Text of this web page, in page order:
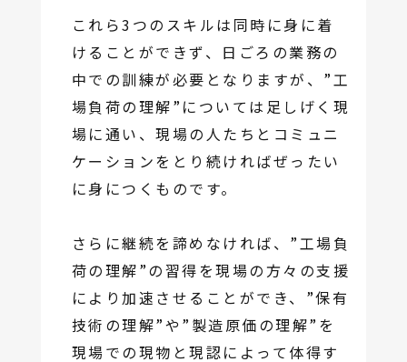
これら3つのスキルは同時に身に着
けることができず、日ごろの業務の
中での訓練が必要となりますが、”工
場負荷の理解”については足しげく現
場に通い、現場の人たちとコミュニ
ケーションをとり続ければぜったい
に身につくものです。
さらに継続を諦めなければ、”工場負
荷の理解”の習得を現場の方々の支援
により加速させることができ、”保有
技術の理解”や”製造原価の理解”を
現場での現物と現認によって体得す